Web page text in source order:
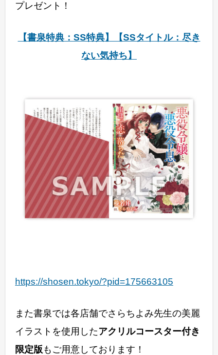
プレゼント！
【書泉特典：SS特典】【SSタイトル：尽き
ない気持ち】
https://shosen.tokyo/?pid=175663105
また書泉では各店舗でさらちよみ先生の美麗
イラストを使用したアクリルコースター付き
限定版もご用意しております！